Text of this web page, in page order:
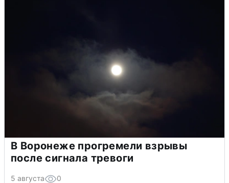
В Воронеже прогремели взрывы
после сигнала тревоги
5 августа 0